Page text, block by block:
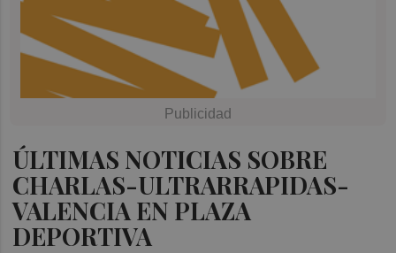
ÚLTIMAS NOTICIAS SOBRE
CHARLAS-ULTRARRAPIDAS-
VALENCIA EN PLAZA
DEPORTIVA